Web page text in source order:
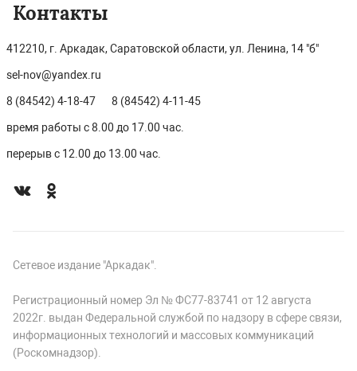
Контакты
412210, г. Аркадак, Саратовской области, ул. Ленина, 14 "б"
sel-nov@yandex.ru
8 (84542) 4-18-47 8 (84542) 4-11-45
время работы с 8.00 до 17.00 час.
перерыв с 12.00 до 13.00 час.
Сетевое издание "Аркадак".
Регистрационный номер Эл № ФС77-83741 от 12 августа
2022г. выдан Федеральной службой по надзору в сфере связи,
информационных технологий и массовых коммуникаций
(Роскомнадзор).